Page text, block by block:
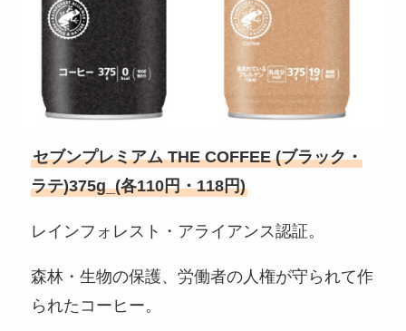
セブンプレミアム THE COFFEE (ブラック・
ラテ)375g_(各110円・118円)
レインフォレスト・アライアンス認証。
森林・生物の保護、労働者の人権が守られて作
られたコーヒー。